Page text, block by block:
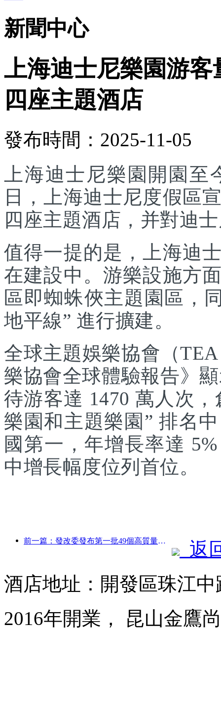
新聞中心
上海迪士尼樂園游
四座主題酒店
發布時間：2025-11-05
上海迪士尼樂園開園
日，上海迪士尼度假區
四座主題酒店，并對迪
值得一提的是，上海迪
在建設中。游樂設施方
區即蜘蛛俠主題園區，
地平線” 進行擴建。
全球主題娛樂協會（
樂協會全球體驗報告》
待游客達 1470 萬人次
樂園和主題樂園” 排名
國第一，年增長率達
中增長幅度位列首位。
前一篇：發改委發布第一批49個高質量戶外運動目的地名單
返
酒店地址：開發區珠江
2016年開業， 昆山金